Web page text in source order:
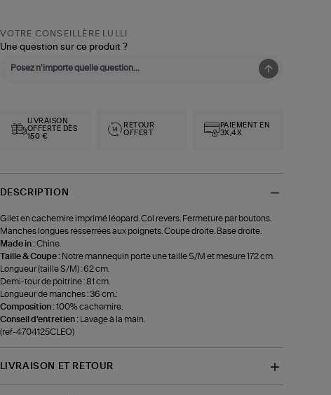
VOTRE CONSEILLÈRE LULLI
Une question sur ce produit ?
LIVRAISON
OFFERTE DÈS
150 €
RETOUR
OFFERT
PAIEMENT EN
3X,4X
DESCRIPTION
Gilet en cachemire imprimé léopard. Col revers. Fermeture par boutons.
Manches longues resserrées aux poignets. Coupe droite. Base droite.
Made in :Chine.
Taille & Coupe : Notre mannequin porte une taille S/M et mesure 172 cm.
Longueur (taille S/M) : 62 cm.
Demi-tour de poitrine : 81 cm.
Longueur de manches : 36 cm.:
Composition :100% cachemire.
Conseil d'entretien :
Lavage à la main.
(ref-4704125CLEO)
LIVRAISON ET RETOUR